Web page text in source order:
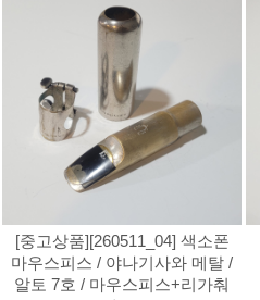
[중고상품][260511_04] 색소폰
마우스피스 / 야나기사와 메탈 /
알토 7호 / 마우스피스+리가춰